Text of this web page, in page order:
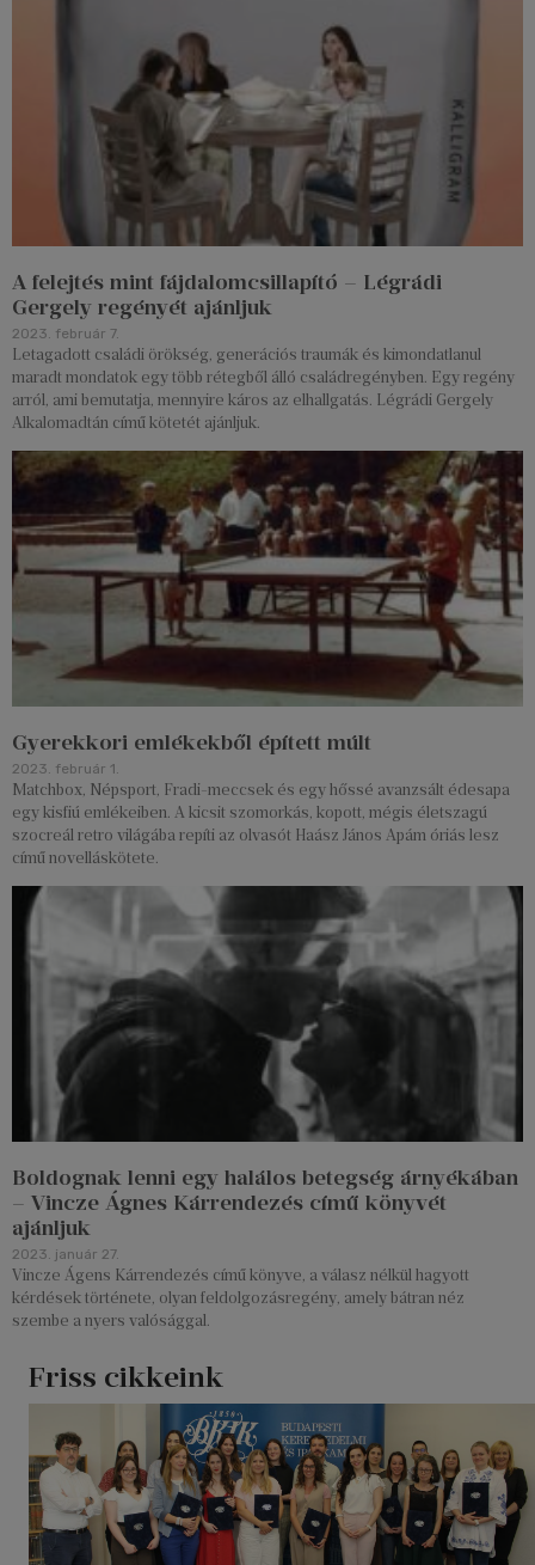
A felejtés mint fájdalomcsillapító – Légrádi
Gergely regényét ajánljuk
2023. február 7.
Letagadott családi örökség, generációs traumák és kimondatlanul
maradt mondatok egy több rétegből álló családregényben. Egy regény
arról, ami bemutatja, mennyire káros az elhallgatás. Légrádi Gergely
Alkalomadtán című kötetét ajánljuk.
Gyerekkori emlékekből épített múlt
2023. február 1.
Matchbox, Népsport, Fradi-meccsek és egy hőssé avanzsált édesapa
egy kisfiú emlékeiben. A kicsit szomorkás, kopott, mégis életszagú
szocreál retro világába repíti az olvasót Haász János Apám óriás lesz
című novelláskötete.
Boldognak lenni egy halálos betegség árnyékában
– Vincze Ágnes Kárrendezés című könyvét
ajánljuk
2023. január 27.
Vincze Ágens Kárrendezés című könyve, a válasz nélkül hagyott
kérdések története, olyan feldolgozásregény, amely bátran néz
szembe a nyers valósággal.
Friss cikkeink